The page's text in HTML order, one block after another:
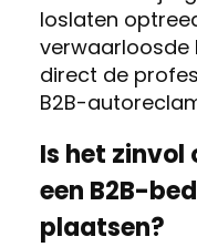
loslaten
direct de
B2B-
Is het zinvol
een B2B-
plaatsen?